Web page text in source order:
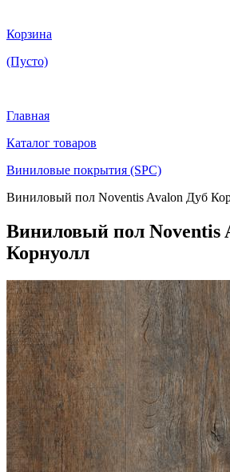
Корзина
(Пусто)
Главная
Каталог товаров
Виниловые покрытия (SPC)
Виниловый пол Noventis Avalon Дуб
Виниловый пол Noventis
Корнуолл